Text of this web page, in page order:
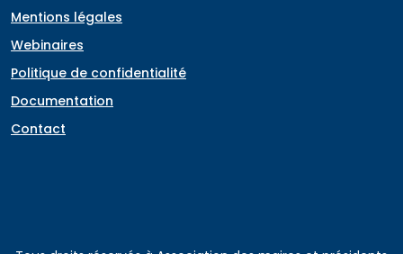
Mentions légales
Webinaires
Politique de confidentialité
Documentation
Contact